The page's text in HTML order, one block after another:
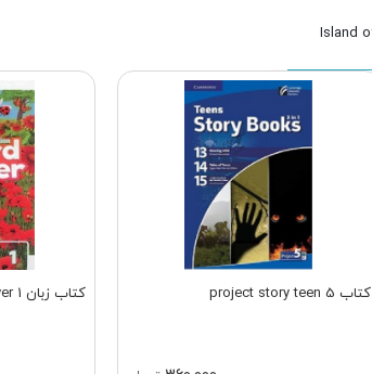
کتاب project story teen 5 کتاب زبان Oxford discover 1 سایز وزیری